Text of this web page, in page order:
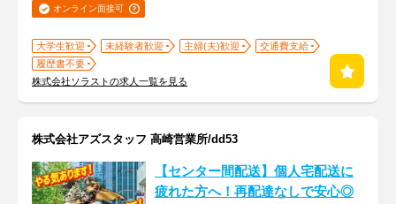
オンライン面接可
大学生歓迎 未経験者歓迎 主婦(夫)歓迎
交通費支給
履歴書不要
株式会社ソラストの求人一覧を見る
株式会社アズスタッフ 高崎営業所/dd53
【センター間配送】個人宅配送に
疲れた方へ！再配達なしで安心◎